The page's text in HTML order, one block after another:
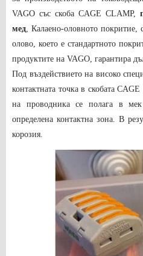
VAGO със скоба CAGE CLAMP,
мед, Калаено-оловното покритие,
олово, което е стандартното
продуктите на VAGO, гарантира
Под въздействието на високо
контактната точка в скобата
на проводника се полага в
определена контактна зона. В
корозия.